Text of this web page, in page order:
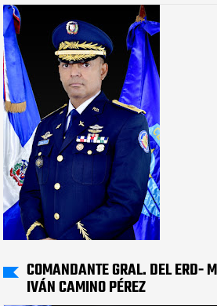
COMANDANTE GRAL. DEL ERD-
IVÁN CAMINO PÉREZ